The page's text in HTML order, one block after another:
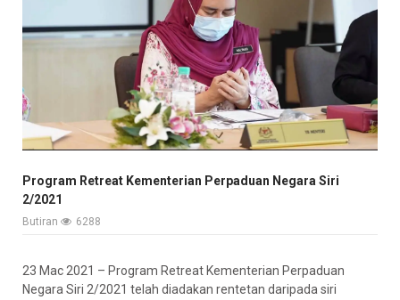
Program Retreat Kementerian Perpaduan Negara Siri
2/2021
Butiran 6288
23 Mac 2021 – Program Retreat Kementerian Perpaduan
Negara Siri 2/2021 telah diadakan rentetan daripada siri